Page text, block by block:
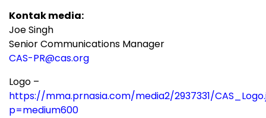
Kontak media:
Joe Singh
Senior Communications Manager
CAS-PR@cas.org
Logo –
https://mma.prnasia.com/media2/2937331/
p=medium600